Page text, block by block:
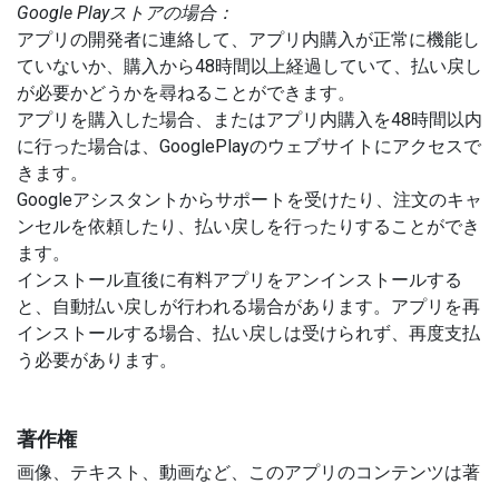
Google Playストアの場合：
アプリの開発者に連絡して、アプリ内購入が正常に機能し
ていないか、購入から48時間以上経過していて、払い戻し
が必要かどうかを尋ねることができます。
アプリを購入した場合、またはアプリ内購入を48時間以内
に行った場合は、GooglePlayのウェブサイトにアクセスで
きます。
Googleアシスタントからサポートを受けたり、注文のキャ
ンセルを依頼したり、払い戻しを行ったりすることができ
ます。
インストール直後に有料アプリをアンインストールする
と、自動払い戻しが行われる場合があります。アプリを再
インストールする場合、払い戻しは受けられず、再度支払
う必要があります。
著作権
画像、テキスト、動画など、このアプリのコンテンツは著